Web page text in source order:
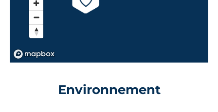
Environnement